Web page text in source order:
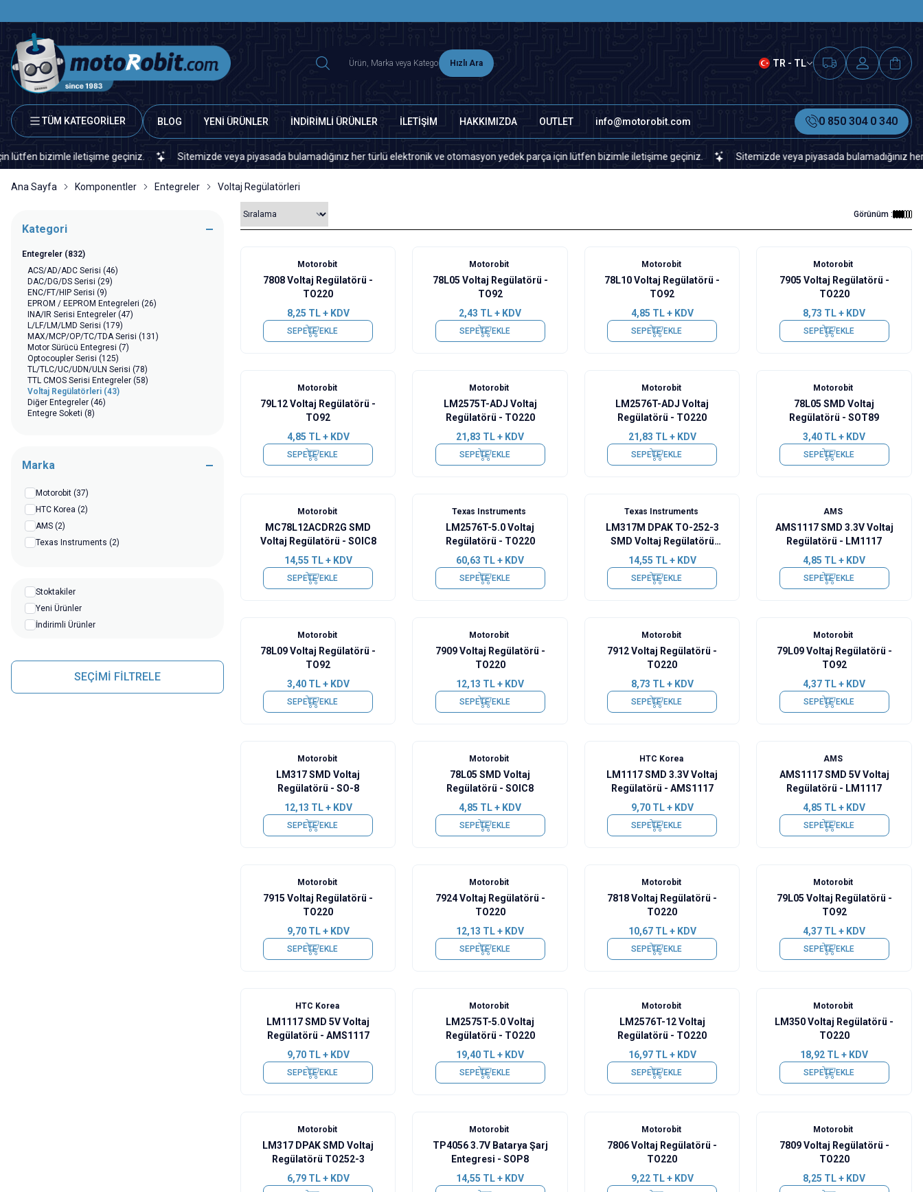
Hızlı Ara TR - TL
TÜM KATEGORİLER BLOG YENİ ÜRÜNLER İNDİRİMLİ ÜRÜNLER İLETİŞİM HAKKIMIZDA OUTLET info@motorobit.com 0 850 304 0 340
iletişime geçiniz. Sitemizde veya piyasada bulamadığınız her türlü elektronik ve otomasyon yedek parça için lütfen bizimle iletişime geçiniz. Sitemizde veya piyasada bulamadığınız her türlü
Ana Sayfa Komponentler Entegreler Voltaj Regülatörleri
Kategori
Entegreler (832)
ACS/AD/ADC Serisi (46)
DAC/DG/DS Serisi (29)
ENC/FT/HIP Serisi (9)
EPROM / EEPROM Entegreleri (26)
INA/IR Serisi Entegreler (47)
L/LF/LM/LMD Serisi (179)
MAX/MCP/OP/TC/TDA Serisi (131)
Motor Sürücü Entegresi (7)
Optocoupler Serisi (125)
TL/TLC/UC/UDN/ULN Serisi (78)
TTL CMOS Serisi Entegreler (58)
Voltaj Regülatörleri (43)
Diğer Entegreler (46)
Entegre Soketi (8)
Marka
Motorobit (37)
HTC Korea (2)
AMS (2)
Texas Instruments (2)
Stoktakiler
Yeni Ürünler
İndirimli Ürünler
SEÇİMİ FİLTRELE
Görünüm :
Motorobit
7808 Voltaj Regülatörü -
TO220
8,25 TL + KDV
SEPETE EKLE
Motorobit
78L05 Voltaj Regülatörü -
TO92
2,43 TL + KDV
SEPETE EKLE
Motorobit
78L10 Voltaj Regülatörü -
TO92
4,85 TL + KDV
SEPETE EKLE
Motorobit
7905 Voltaj Regülatörü -
TO220
8,73 TL + KDV
SEPETE EKLE
Motorobit
79L12 Voltaj Regülatörü -
TO92
4,85 TL + KDV
SEPETE EKLE
Motorobit
LM2575T-ADJ Voltaj
Regülatörü - TO220
21,83 TL + KDV
SEPETE EKLE
Motorobit
LM2576T-ADJ Voltaj
Regülatörü - TO220
21,83 TL + KDV
SEPETE EKLE
Motorobit
78L05 SMD Voltaj
Regülatörü - SOT89
3,40 TL + KDV
SEPETE EKLE
Motorobit
MC78L12ACDR2G SMD
Voltaj Regülatörü - SOIC8
14,55 TL + KDV
SEPETE EKLE
Texas Instruments
LM2576T-5.0 Voltaj
Regülatörü - TO220
60,63 TL + KDV
SEPETE EKLE
Texas Instruments
LM317M DPAK TO-252-3
SMD Voltaj Regülatörü
TO252-3
14,55 TL + KDV
SEPETE EKLE
AMS
AMS1117 SMD 3.3V Voltaj
Regülatörü - LM1117
4,85 TL + KDV
SEPETE EKLE
Motorobit
78L09 Voltaj Regülatörü -
TO92
3,40TL + KDV
SEPETE EKLE
Motorobit
7909 Voltaj Regülatörü -
TO220
12,13 TL + KDV
SEPETE EKLE
Motorobit
7912 Voltaj Regülatörü -
TO220
8,73 TL + KDV
SEPETE EKLE
Motorobit
79L09 Voltaj Regülatörü -
TO92
4,37 TL + KDV
SEPETE EKLE
Motorobit
LM317 SMD Voltaj
Regülatörü - SO-8
12,13 TL + KDV
SEPETE EKLE
Motorobit
78L05 SMD Voltaj
Regülatörü - SOIC8
4,85 TL + KDV
SEPETE EKLE
HTC Korea
LM1117 SMD 3.3V Voltaj
Regülatörü - AMS1117
9,70TL + KDV
SEPETE EKLE
AMS
AMS1117 SMD 5V Voltaj
Regülatörü - LM1117
4,85 TL + KDV
SEPETE EKLE
Motorobit
7915 Voltaj Regülatörü -
TO220
9,70TL + KDV
SEPETE EKLE
Motorobit
7924 Voltaj Regülatörü -
TO220
12,13 TL + KDV
SEPETE EKLE
Motorobit
7818 Voltaj Regülatörü -
TO220
10,67TL + KDV
SEPETE EKLE
Motorobit
79L05 Voltaj Regülatörü -
TO92
4,37 TL + KDV
SEPETE EKLE
HTC Korea
LM1117 SMD 5V Voltaj
Regülatörü - AMS1117
9,70TL + KDV
SEPETE EKLE
Motorobit
LM2575T-5.0 Voltaj
Regülatörü - TO220
19,40 TL + KDV
SEPETE EKLE
Motorobit
LM2576T-12 Voltaj
Regülatörü - TO220
16,97TL + KDV
SEPETE EKLE
Motorobit
LM350 Voltaj Regülatörü -
TO220
18,92 TL + KDV
SEPETE EKLE
Motorobit
LM317 DPAK SMD Voltaj
Regülatörü TO252-3
6,79TL + KDV
Motorobit
TP4056 3.7V Batarya Şarj
Entegresi - SOP8
14,55 TL + KDV
Motorobit
7806 Voltaj Regülatörü -
TO220
9,22TL + KDV
Motorobit
7809 Voltaj Regülatörü -
TO220
8,25 TL + KDV